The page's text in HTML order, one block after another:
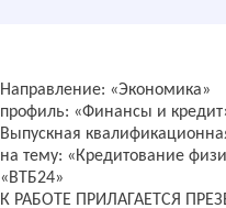
Направление: «Экономика»
профиль: «Финансы и
Выпускная
на тему: «Кредитование
«ВТБ24»